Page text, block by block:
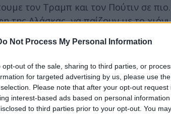
Not Process My Personal Information
opt-out of the sale, sharing to third parties, or
for targeted advertising by us, please use
Please note that after your opt-out
interest-based ads based on personal
to third parties prior to your opt-out. You
τον Τραμπ και τον Πούτιν σε
Αλάσκας, να παίζουν με το χιόνι